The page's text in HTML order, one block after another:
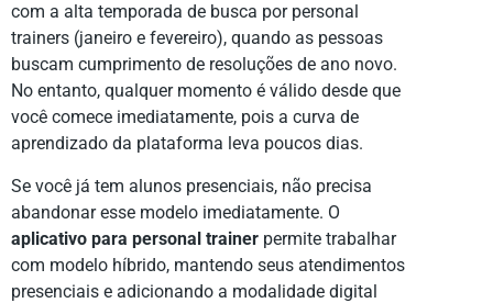
com a alta temporada de busca por personal
trainers (janeiro e fevereiro), quando as pessoas
buscam cumprimento de resoluções de ano novo.
No entanto, qualquer momento é válido desde que
você comece imediatamente, pois a curva de
aprendizado da plataforma leva poucos dias.
Se você já tem alunos presenciais, não precisa
abandonar esse modelo imediatamente. O
aplicativo para personal trainer permite trabalhar
com modelo híbrido, mantendo seus atendimentos
presenciais e adicionando a modalidade digital